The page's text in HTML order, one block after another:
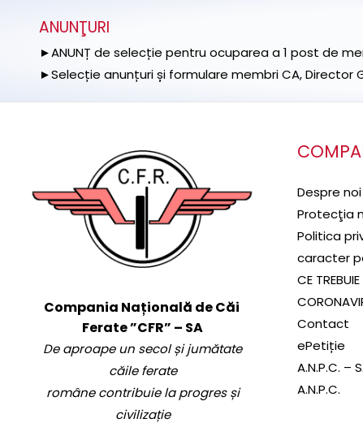
ANUNŢURI
►ANUNȚ de selecție pentru ocuparea a 1 post de
►Selecție anunțuri și formulare membri CA, Director
Compania Națională de Căi
Ferate ”CFR” – SA
De aproape un secol și jumătate
căile ferate
române contribuie la progres și
civilizație
Despre noi
Protecţia
Politica
caracter
CE
Contact
ePetiție
A.N.P.C. –
A.N.P.C.